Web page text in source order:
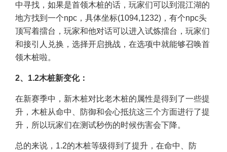
中寻找，如果是首领木桩的话，玩家们可以到混江湖的
地方找到一个npc，具体坐标(1094,1232)，有个npc头
顶写着擂台，玩家和他对话可以进入试炼擂台，玩家们
和接引人兑换，选择开启挑战，在选项中就能够召唤首
领木桩啦。
2、1.2木桩新变化：
在新赛季中，新木桩对比老木桩的属性是得到了一些提
升，木桩从命中、防御和会心抵抗这三个方面进行了提
升，所以玩家们在测试秒伤的时候伤害会下降。
总的来说，1.2的木桩等级得到了提升，在命中、防